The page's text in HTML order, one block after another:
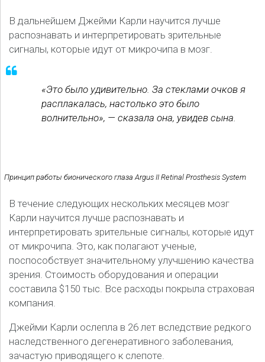
В дальнейшем Джейми Карли научится лучше
распознавать и интерпретировать зрительные
сигналы, которые идут от микрочипа в мозг.
«Это было удивительно. За стеклами очков я
расплакалась, настолько это было
волнительно», — сказала она, увидев сына.
Принцип работы бионического глаза Argus II Retinal Prosthesis System
В течение следующих нескольких месяцев мозг
Карли научится лучше распознавать и
интерпретировать зрительные сигналы, которые идут
от микрочипа. Это, как полагают ученые,
поспособствует значительному улучшению качества
зрения. Стоимость оборудования и операции
составила $150 тыс. Все расходы покрыла страховая
компания.
Джейми Карли ослепла в 26 лет вследствие редкого
наследственного дегенеративного заболевания,
зачастую приводящего к слепоте.